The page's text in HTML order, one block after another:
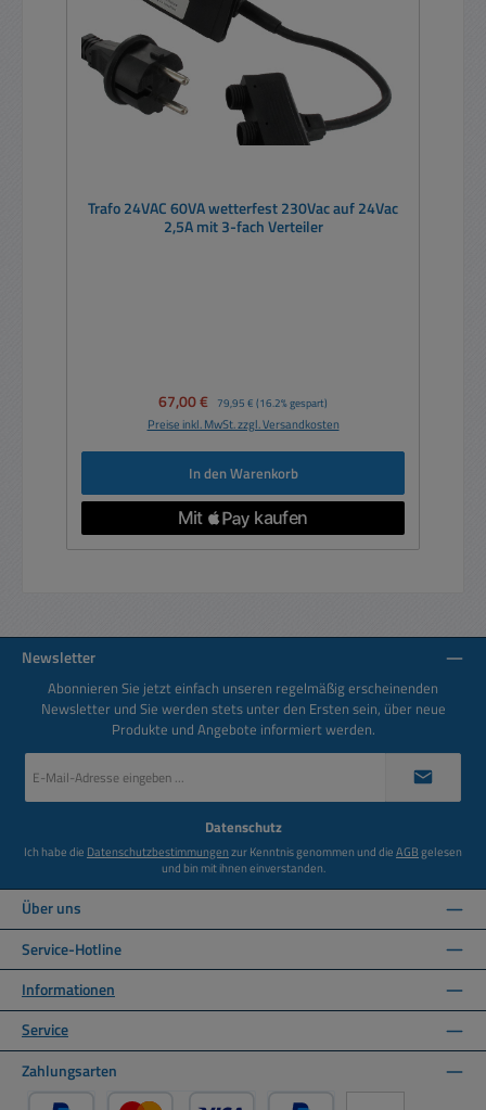
Trafo 24VAC 60VA wetterfest 230Vac auf 24Vac
2,5A mit 3-fach Verteiler
Verkaufspreis:
67,00 € Regulärer Preis:
79,95 € (16.2% gespart)
Preise inkl. MwSt. zzgl. Versandkosten
In den Warenkorb
Newsletter
Abonnieren Sie jetzt einfach unseren regelmäßig erscheinenden
Newsletter und Sie werden stets unter den Ersten sein, über neue
Produkte und Angebote informiert werden.
Mail-
Datenschutz
Ich habe die Datenschutzbestimmungenzur Kenntnis genommen und dieAGBgelesen
und bin mit ihnen einverstanden.
Über uns
Service-Hotline
Informationen
Service
Zahlungsarten